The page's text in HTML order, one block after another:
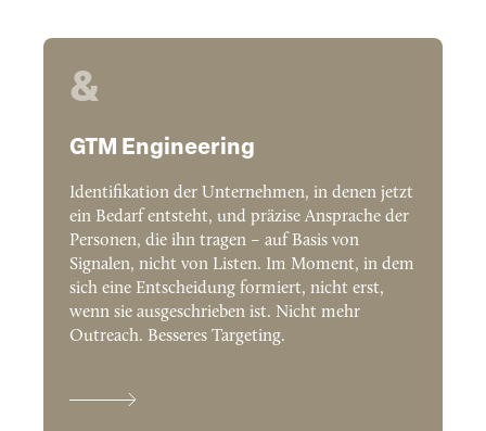
&
GTM Engineering
Identifikation der Unternehmen, in denen jetzt
ein Bedarf entsteht, und präzise Ansprache der
Personen, die ihn tragen – auf Basis von
Signalen, nicht von Listen. Im Moment, in dem
sich eine Entscheidung formiert, nicht erst,
wenn sie ausgeschrieben ist. Nicht mehr
Outreach. Besseres Targeting.